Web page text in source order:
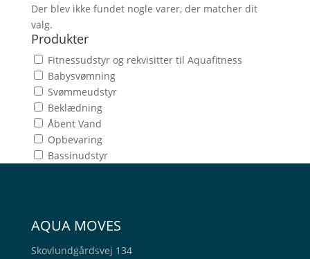
Der blev ikke fundet nogle varer, der matcher dit
valg.
Produkter
Fitnessudstyr og rekvisitter til Aquafitness
Babysvømning
Svømmeudstyr
Beklædning
Åbent Vand
Opbevaring
Bassinudstyr
AQUA MOVES
Skovlundgårdsvej 134